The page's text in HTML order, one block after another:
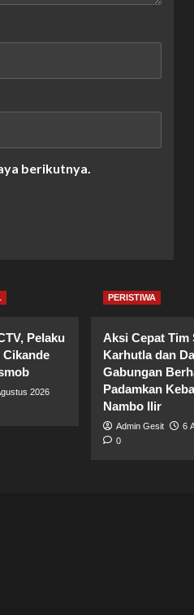
berikutnya.
Pelaku
Cikande
2026
PERISTIWA
Aksi Cepat Tim
Karhutla dan
Gabungan
Padamkan
Nambo Ilir
Admin Gesit
6
0